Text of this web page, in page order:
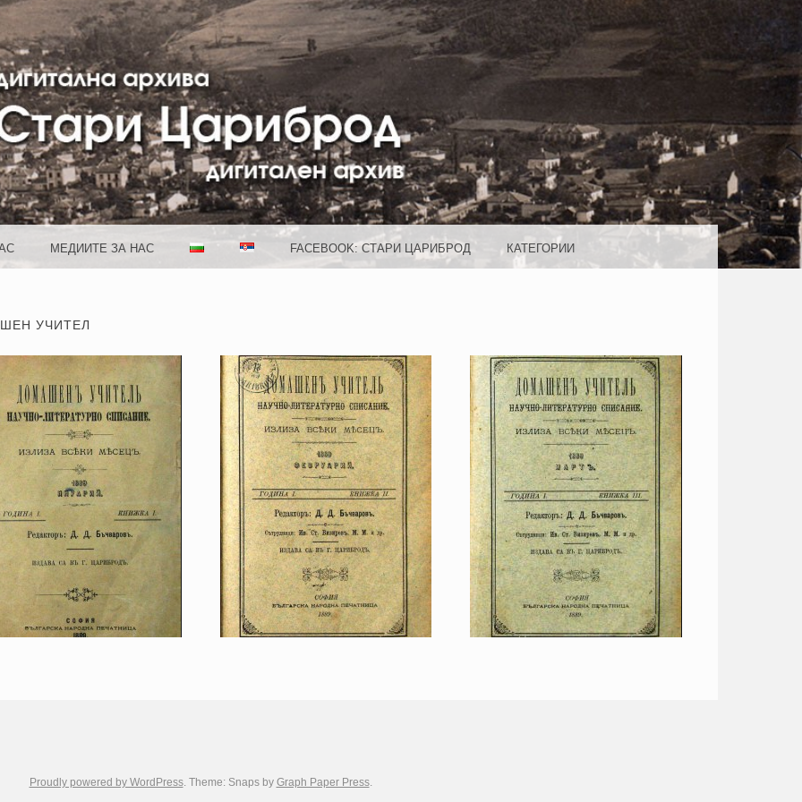
МЕДИИТЕ ЗА НАС FACEBOOK: СТАРИ ЦАРИБРОД КАТЕГОРИИ
УЧИТЕЛ
Proudly powered by WordPress. Theme: Snaps by Graph Paper Press.